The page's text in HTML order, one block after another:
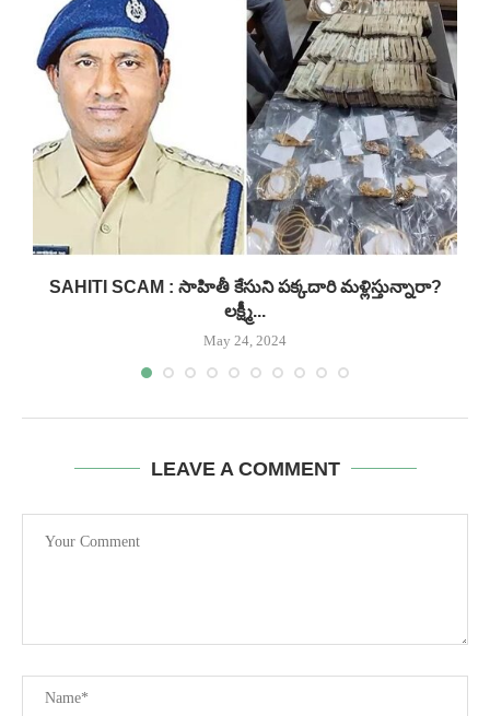
SAHITI SCAM : సాహితీ కేసుని పక్కదారి మళ్లిస్తున్నారా?
లక్ష్మీ...
May 24, 2024
LEAVE A COMMENT